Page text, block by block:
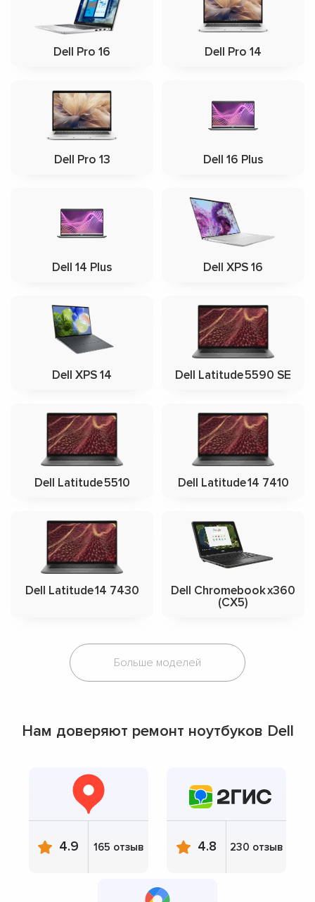
Dell Pro 16 Dell Pro 14
Dell Pro 13 Dell 16 Plus
Dell 14 Plus Dell XPS 16
Dell XPS 14 Dell Latitude 5590 SE
Dell Latitude 5510 Dell Latitude 14 7410
Dell Latitude 14 7430
Dell Chromebook x360
(CX5)
Больше моделей
Нам доверяют ремонт ноутбуков Dell
4.9 165 отзыв 4.8 230 отзыв